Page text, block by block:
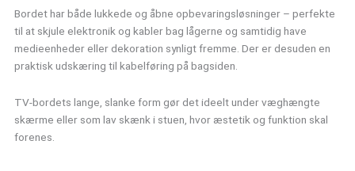
Bordet har både lukkede og åbne opbevaringsløsninger – perfekte
til at skjule elektronik og kabler bag lågerne og samtidig have
medieenheder eller dekoration synligt fremme. Der er desuden en
praktisk udskæring til kabelføring på bagsiden.
TV-bordets lange, slanke form gør det ideelt under væghængte
skærme eller som lav skænk i stuen, hvor æstetik og funktion skal
forenes.